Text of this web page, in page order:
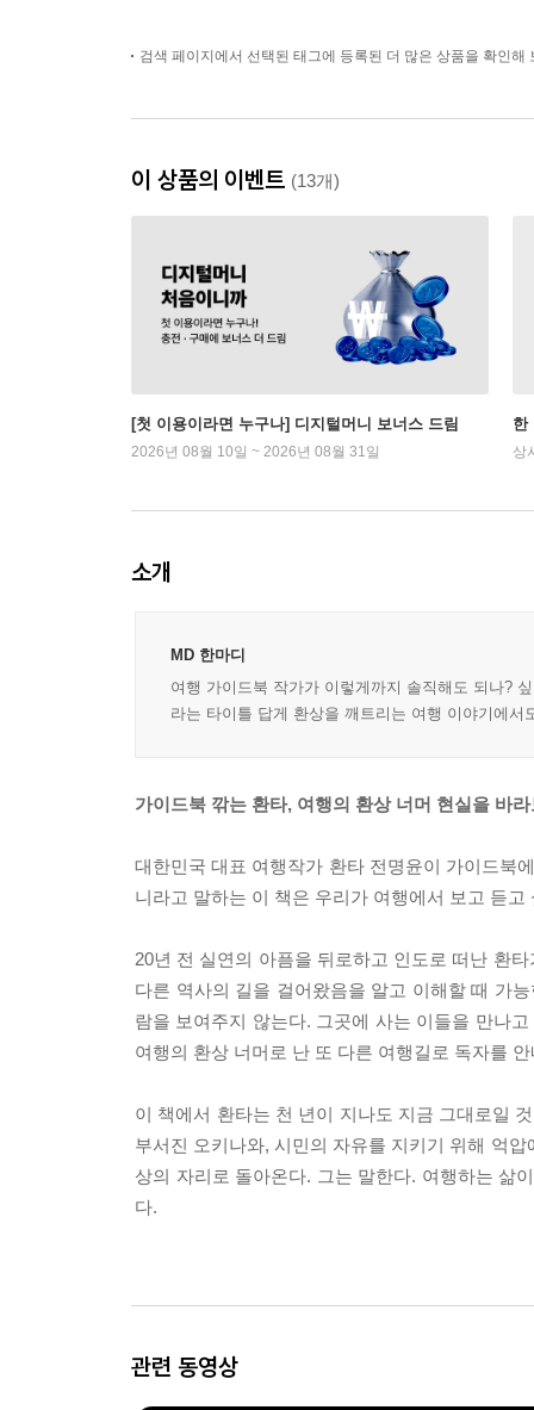
검색 페이지에서 선택된 태그에 등록된 더 많은 상품을 확인해
이 상품의 이벤트 (13개)
[첫 이용이라면 누구나] 디지털머니 보너스 드림
2026년 08월 10일 ~ 2026년 08월 31일
한
상
소개
MD 한마디
여행 가이드북 작가가 이렇게까지 솔직해도 되나?
라는 타이틀 답게 환상을 깨트리는 여행 이야기에
가이드북 깎는 환타, 여행의 환상 너머 현실을 바
대한민국 대표 여행작가 환타 전명윤이 가이드북
니라고 말하는 이 책은 우리가 여행에서 보고 듣
20년 전 실연의 아픔을 뒤로하고 인도로 떠난 환
다른 역사의 길을 걸어왔음을 알고 이해할 때 가
람을 보여주지 않는다. 그곳에 사는 이들을 만나
여행의 환상 너머로 난 또 다른 여행길로 독자를
이 책에서 환타는 천 년이 지나도 지금 그대로일
부서진 오키나와, 시민의 자유를 지키기 위해 억
상의 자리로 돌아온다. 그는 말한다. 여행하는 삶
다.
관련 동영상